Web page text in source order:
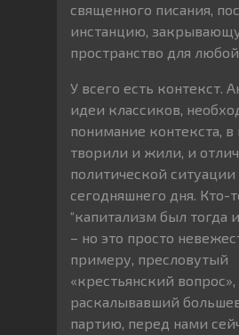
священного писания,
инстанцию,
пространство для
У всего есть контекст.
идеи классиков,
понимание контекста,
творили и жили, и
политической
сегодняшнего дня. Кто-
“капитализм был тогда
– но это просто
примеру, пресловутый
«крестьянский
раскалывавший
партию, перед нами